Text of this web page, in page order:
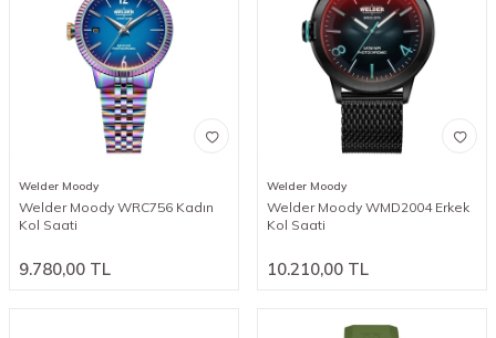
aklınıza takılan her şeye cevap bulabilirsiniz. Welder
Moody saatleri, hem tarz sahibi hem de teknolojik bir
aksesuar arayanlar için ideal. Bu saatler sayesinde
tarzınız hep uyumlu, bileğin hep havalı olsun.
Saatlerinden ödün vermeyenler için Welder Moody,
tam da aradığın şey. Keyifli alışverişler dileriz.
Welder Moody
Welder Moody WRC756 Kadın
Kol Saati
9.780,00 TL
Welder Moody
Welder Moody WMD2004 Erkek
Kol Saati
10.210,00 TL